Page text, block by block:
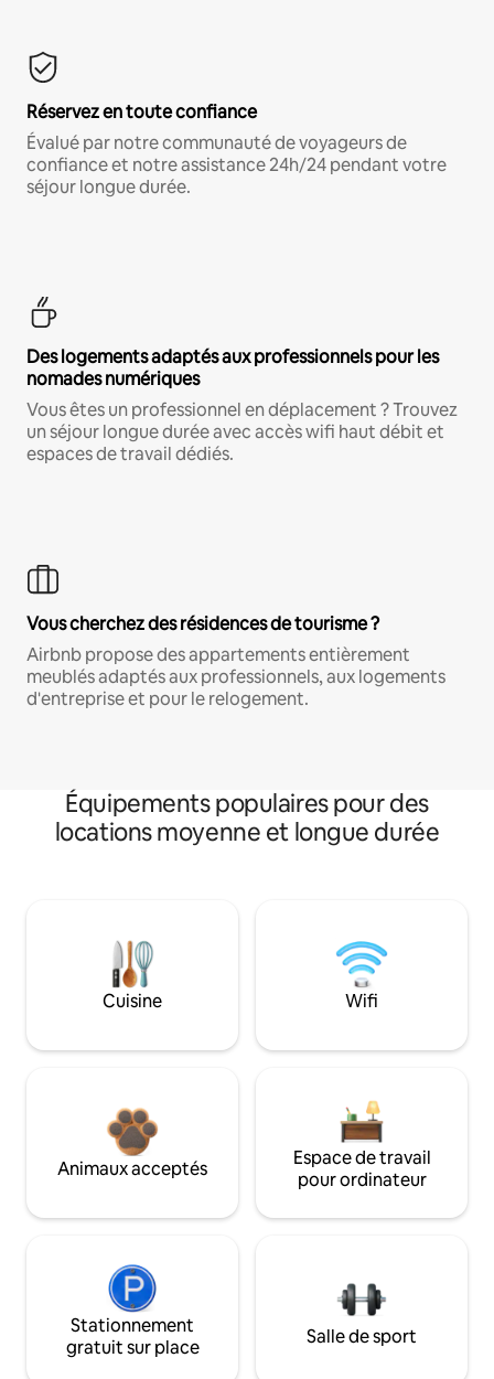
Réservez en toute confiance
Évalué par notre communauté de voyageurs de
confiance et notre assistance 24h/24 pendant votre
séjour longue durée.
Des logements adaptés aux professionnels pour les
nomades numériques
Vous êtes un professionnel en déplacement ? Trouvez
un séjour longue durée avec accès wifi haut débit et
espaces de travail dédiés.
Vous cherchez des résidences de tourisme ?
Airbnb propose des appartements entièrement
meublés adaptés aux professionnels, aux logements
d'entreprise et pour le relogement.
Équipements populaires pour des
locations moyenne et longue durée
Cuisine Wifi
Animaux acceptés
Espace de travail
pour ordinateur
Stationnement
gratuit sur place
Salle de sport